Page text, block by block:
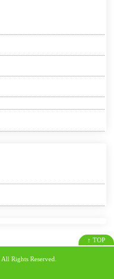
↑ TOP
All Rights Reserved.